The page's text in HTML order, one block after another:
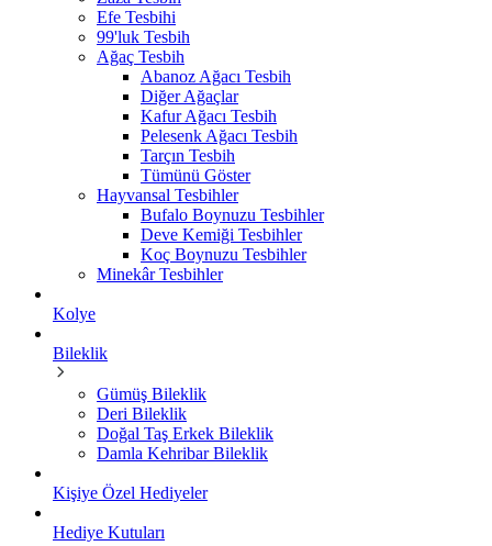
Efe Tesbihi
99'luk Tesbih
Ağaç Tesbih
Abanoz Ağacı Tesbih
Diğer Ağaçlar
Kafur Ağacı Tesbih
Pelesenk Ağacı Tesbih
Tarçın Tesbih
Tümünü Göster
Hayvansal Tesbihler
Bufalo Boynuzu Tesbihler
Deve Kemiği Tesbihler
Koç Boynuzu Tesbihler
Minekâr Tesbihler
Kolye
Bileklik
Gümüş Bileklik
Deri Bileklik
Doğal Taş Erkek Bileklik
Damla Kehribar Bileklik
Kişiye Özel Hediyeler
Hediye Kutuları